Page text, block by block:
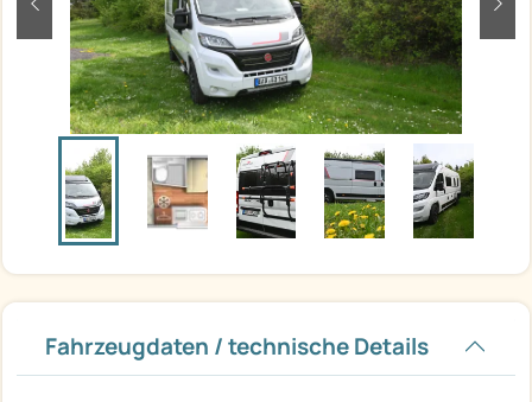
zurück
Fahrzeugdaten / technische Details